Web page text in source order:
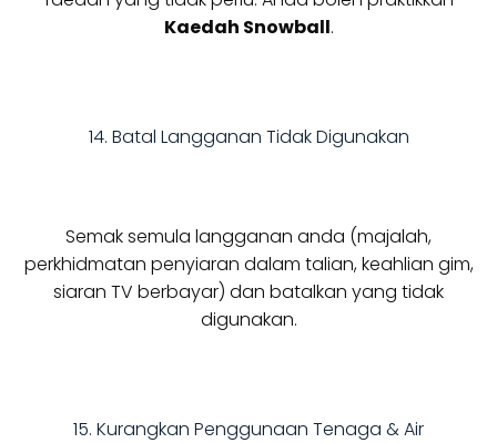
Kaedah Snowball.
14. Batal Langganan Tidak Digunakan
Semak semula langganan anda (majalah,
perkhidmatan penyiaran dalam talian, keahlian gim,
siaran TV berbayar) dan batalkan yang tidak
digunakan.
15. Kurangkan Penggunaan Tenaga & Air